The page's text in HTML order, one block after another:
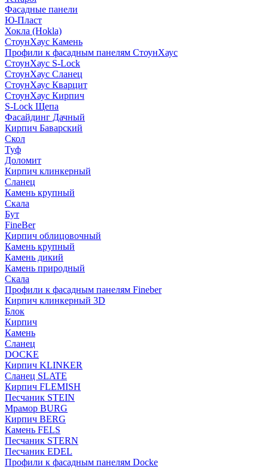
Фасадные панели
Ю-Пласт
Хокла (Hokla)
СтоунХаус Камень
Профили к фасадным панелям СтоунХаус
СтоунХаус S-Lock
СтоунХаус Сланец
СтоунХаус Кварцит
СтоунХаус Кирпич
S-Lock Щепа
Фасайдинг Дачный
Кирпич Баварский
Скол
Туф
Доломит
Кирпич клинкерный
Сланец
Камень крупный
Скала
Бут
FineBer
Кирпич облицовочный
Камень крупный
Камень дикий
Камень природный
Скала
Профили к фасадным панелям Fineber
Кирпич клинкерный 3D
Блок
Кирпич
Камень
Сланец
DOCKE
Кирпич KLINKER
Сланец SLATE
Кирпич FLEMISH
Пес­ча­ник STEIN
Мрамор BURG
Кирпич BERG
Камень FELS
Пес­ча­ник STERN
Пес­ча­ник EDEL
Профили к фасадным панелям Docke